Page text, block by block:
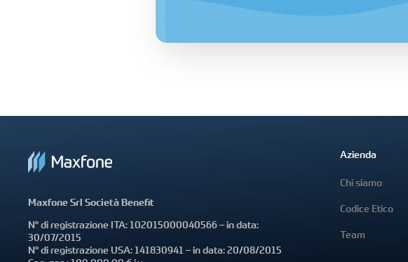
Maxfone Srl Società Benefit
N° di registrazione ITA: 102015000040566 – in data:
30/07/2015
N° di registrazione USA: 141830941 – in data: 20/08/2015
Azienda
Chi siamo
Codice Etico
Team